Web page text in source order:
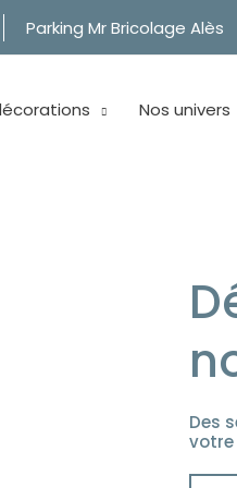
Parking Mr Bricolage Alès
Nos univers
Des